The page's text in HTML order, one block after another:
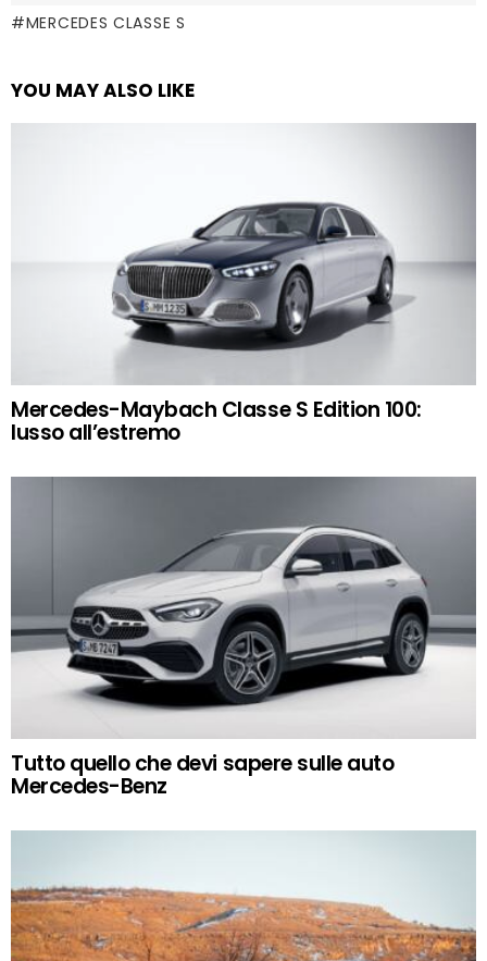
MERCEDES CLASSE S
YOU MAY ALSO LIKE
Mercedes-Maybach Classe S Edition 100:
lusso all’estremo
Tutto quello che devi sapere sulle auto
Mercedes-Benz